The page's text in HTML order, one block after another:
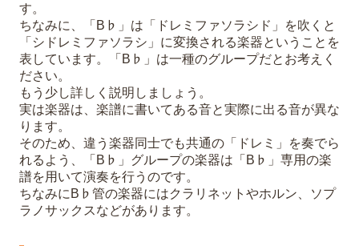
す。
ちなみに、「B♭」は「ドレミファソラシド」を吹くと
「シドレミファソラシ」に変換される楽器ということを
表しています。「B♭」は一種のグループだとお考えく
ださい。
もう少し詳しく説明しましょう。
実は楽器は、楽譜に書いてある音と実際に出る音が異な
ります。
そのため、違う楽器同士でも共通の「ドレミ」を奏でら
れるよう、「B♭」グループの楽器は「B♭」専用の楽
譜を用いて演奏を行うのです。
ちなみにB♭管の楽器にはクラリネットやホルン、ソプ
ラノサックスなどがあります。